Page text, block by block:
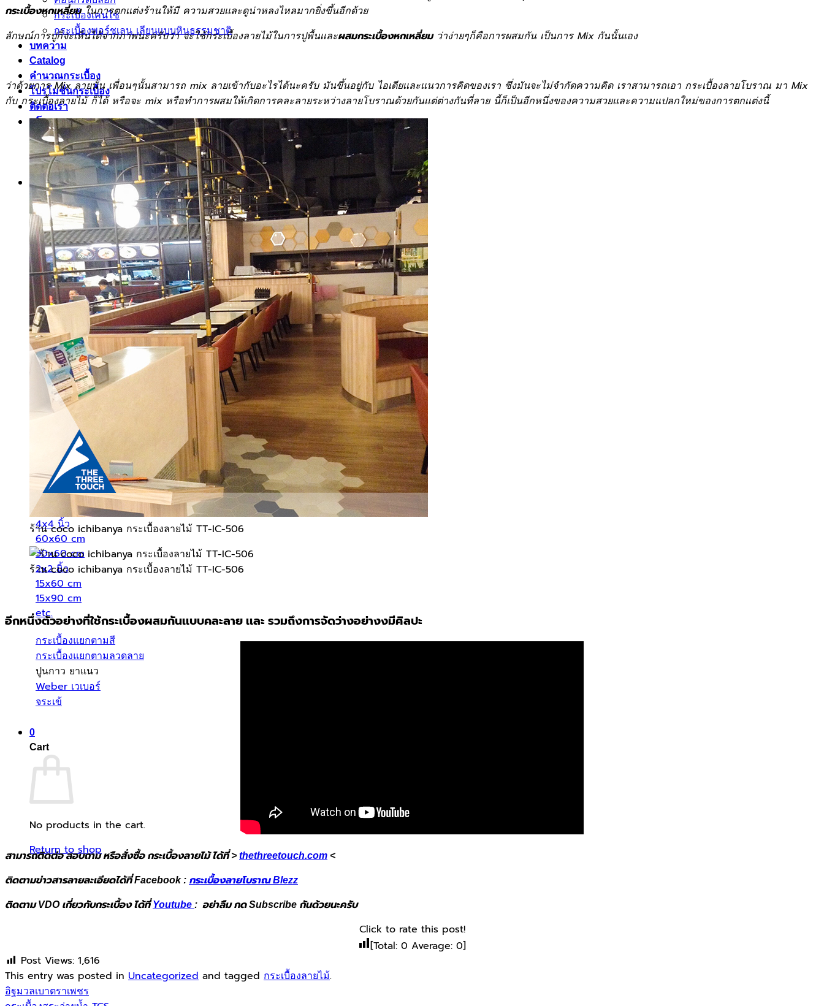
กระเบื้องเคนไซ
กระเบื้องพอร์ชเลน เลียนเเบบหินธรรมชาติ
บทความ
Catalog
คำนวณกระเบื้อง
โปรโมชั่นกระเบื้อง
ติดต่อเรา
นโยบาย
นโยบายการขนส่ง
นโยบายความเป็นส่วนตัว
นโยบายการคืนสินค้าและคืนเงิน
test
กระเบื้อง Brand
Blezz
Kenzai
Cotto
Kera
etc.
กระเบื้องประเภทต่างๆ
กระเบื้องสระว่ายน้ำ
กระเบื้องลายโบราณ
กระเบื้องแกรนิตโต้
กระเบื้อง Porcelain
กระเบื้องโมเสค
กระเบื้องแยกตามขนาด
4x4 นิ้ว
60x60 cm
30x60 cm
2x2 นิ้ว
15x60 cm
15x90 cm
etc.
กระเบื้องแยกตามสี
กระเบื้องแยกตามลวดลาย
ปูนกาว ยาแนว
Weber เวเบอร์
จระเข้
0
Cart
No products in the cart.
Return to shop
กระเบื้องหกเหลี่ยมในการตกเเต่งร้านให้มี ความสวยเเละดูน่าหลงไหลมากยิ่งขึ้นอีกด้วย
ลักษณ์การปูก็จะเห็นได้จากภาพนะครับว่า จะใช้กระเบื้องลายไม้ในการปูพื้นเเละผสมกระเบื้องหกเหลี่ยมว่าง่ายๆก็คือการผสมกัน เป็นการ Mix กันนั้นเอง
ว่าด้วยการ Mix ลายนั้น เพื่อนๆนั้นสามารถ mix ลายเข้ากับอะไรได้นะครับ มันขึ้นอยู่กับ ไอเดียเเละเเนวการคิดของเรา ซึ่งมันจะไม่จำกัดความคิด เราสามารถเอา กระเบื้องลายโบราณ มา Mix
กับ กระเบื้องลายไม้ ก็ได้ หรือจะ mix หรือทำการผสมให้เกิดการคละลายระหว่างลายโบราณด้วยกันเเต่ต่างกันที่ลาย นี้ก็เป็นอีกหนึ่งของความสวยเเละความแปลกใหม่ของการตกเเต่งนี้
ร้าน coco ichibanya กระเบื้องลายไม้ TT-IC-506
ร้าน coco ichibanya กระเบื้องลายไม้ TT-IC-506
อีกหนึ่งตัวอย่างที่ใช้กระเบื้องผสมกันเเบบคละลาย เเละ รวมถึงการจัดว่างอย่างงมีศิลปะ
สามารถติดต่อ สอบถาม หรือสั่งซื้อ กระเบื้องลายไม้ ได้ที่ > thethreetouch.com <
ติดตามข่าวสารลายละเอียดได้ที่ Facebook : กระเบื้องลายโบราณ Blezz
ติดตาม VDO เกี่ยวกับกระเบื้อง ได้ที่Youtube : อย่าลืม กด Subscribe กันด้วยนะครับ
Click to rate this post!
[Total: 0 Average: 0]
Post Views: 1,616
This entry was posted in Uncategorized and tagged กระเบื้องลายไม้.
อิฐมวลเบาตราเพชร